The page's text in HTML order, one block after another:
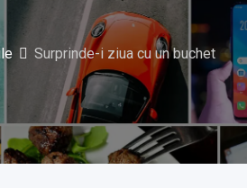
Surprinde-i ziua cu un buchet